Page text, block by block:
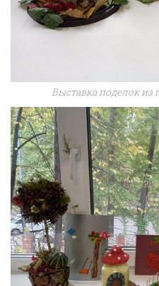
Выставка поделок из